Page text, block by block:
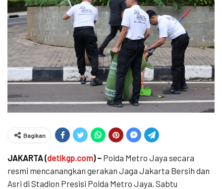
Bagikan
JAKARTA (detikgp.com) – Polda Metro Jaya secara
resmi mencanangkan gerakan Jaga Jakarta Bersih dan
Asri di Stadion Presisi Polda Metro Jaya, Sabtu